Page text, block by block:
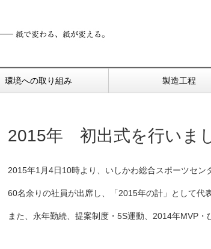
環境への取り組み 製造工程
2015年 初出式を行いま
2015年1月4日10時より、いしかわ総合スポーツセン
60名余りの社員が出席し、「2015年の計」として代
また、永年勤続、提案制度・5S運動、2014年MVP・